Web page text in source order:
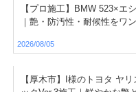
【プロ施工】BMW 523×エ
｜艶・防汚性・耐候性をワ
2026/08/05
【厚木市】I様のトヨタ ヤ